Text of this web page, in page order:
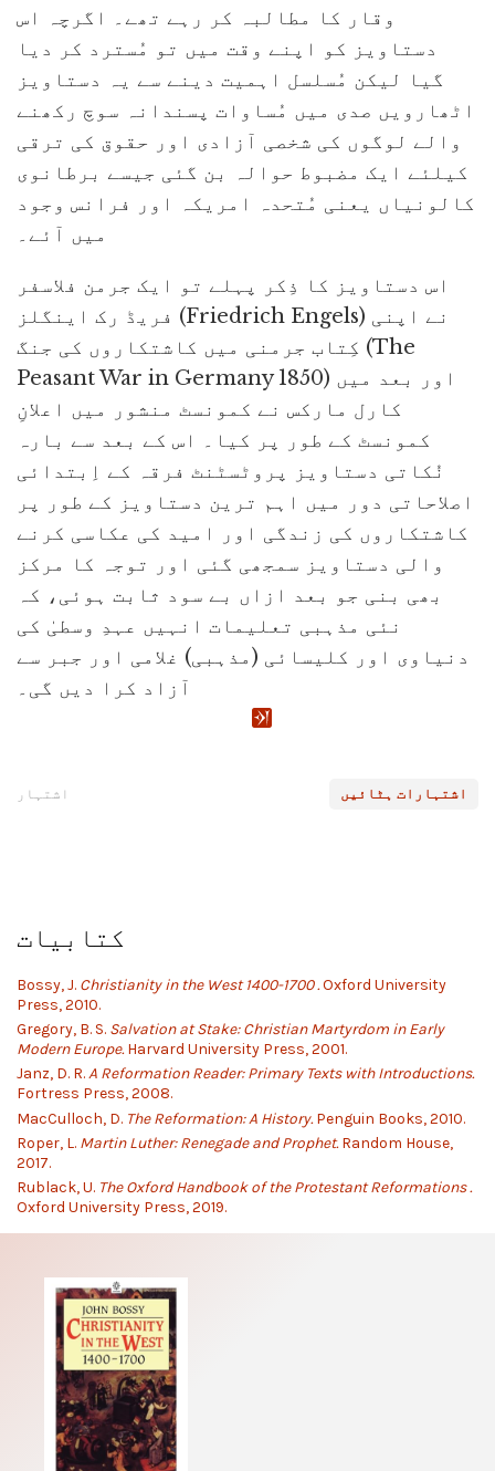
وقار کا مطالبہ کر رہے تھے۔ اگرچہ اس
دستاویز کو اپنے وقت میں تو مُسترد کر دیا
گیا لیکن مُسلسل اہمیت دینے سے یہ دستاویز
اٹھارویں صدی میں مُساوات پسندانہ سوچ رکھنے
والے لوگوں کی شخصی آزادی اور حقوق کی ترقی
کیلئے ایک مضبوط حوالہ بن گئی جیسے برطانوی
کالونیاں یعنی مُتحدہ امریکہ اور فرانس وجود
میں آئے۔
اس دستاویز کا ذِکر پہلے تو ایک جرمن فلاسفر
فریڈ رک اینگلز (Friedrich Engels) نے اپنی
کِتاب جرمنی میں کاشتکاروں کی جنگ (The
Peasant War in Germany 1850) اور بعد میں
کارل مارکس نے کمونسٹ منشور میں اعلانِ
کمونسٹ کے طور پر کیا۔ اس کے بعد سے بارہ
نُکاتی دستاویز پروٹسٹنٹ فرقہ کے اِبتدائی
اصلاحاتی دور میں اہم ترین دستاویز کے طور پر
کاشتکاروں کی زندگی اور امید کی عکاسی کرنے
والی دستاویز سمجھی گئی اور توجہ کا مرکز
بھی بنی جو بعد ازاں بے سود ثابت ہوئی، کہ
نئی مذہبی تعلیمات انہیں عہدِ وسطیٰ کی
دنیاوی اور کلیسائی (مذہبی) غلامی اور جبر سے
آزاد کرا دیں گی۔
اشتہارات ہٹائیں اشتہار
کتابیات
Bossy, J. Christianity in the West 1400-1700 .Oxford University
Press, 2010.
Gregory, B. S. Salvation at Stake: Christian Martyrdom in Early
Modern Europe.Harvard University Press, 2001.
Janz, D. R.A Reformation Reader: Primary Texts with Introductions.
Fortress Press, 2008.
MacCulloch, D. The Reformation: A History.Penguin Books, 2010.
Roper, L. Martin Luther: Renegade and Prophet.Random House,
2017.
Rublack, U. The Oxford Handbook of the Protestant Reformations .
Oxford University Press, 2019.